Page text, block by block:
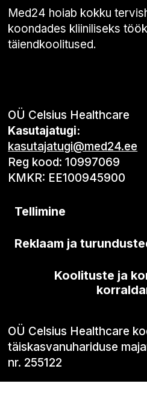
Med24 hoiab kokku
koondades kliiniliseks
täiendkoolitused.
OÜ Celsius Healthcare
Kasutajatugi:
kasutajatugi@med24.ee
Reg kood: 10997069
KMKR: EE100945900
Tellimine
Reklaam ja
Koolituste ja
OÜ Celsius Healthcare
täiskasvanuhariduse
nr. 255122